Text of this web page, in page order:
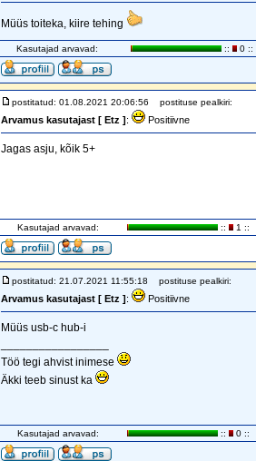
Müüs toiteka, kiire tehing
Kasutajad arvavad: :: 0 ::
postitatud: 01.08.2021 20:06:56 postituse pealkiri:
Arvamus kasutajast [ Etz ]: Positiivne
Jagas asju, kõik 5+
Kasutajad arvavad: :: 1 ::
postitatud: 21.07.2021 11:55:18 postituse pealkiri:
Arvamus kasutajast [ Etz ]: Positiivne
Müüs usb-c hub-i
Töö tegi ahvist inimese
Äkki teeb sinust ka
Kasutajad arvavad: :: 0 ::